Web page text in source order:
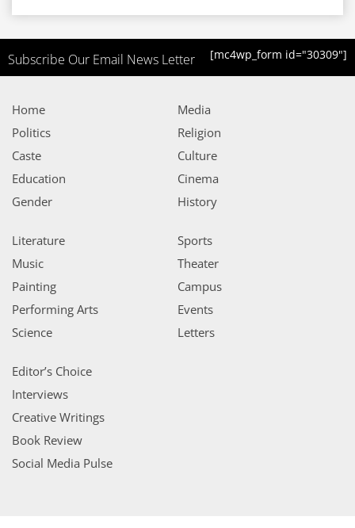
Subscribe Our Email News Letter [mc4wp_form id="30309"]
Home
Politics
Caste
Education
Gender
Media
Religion
Culture
Cinema
History
Literature
Music
Painting
Performing Arts
Science
Sports
Theater
Campus
Events
Letters
Editor’s Choice
Interviews
Creative Writings
Book Review
Social Media Pulse